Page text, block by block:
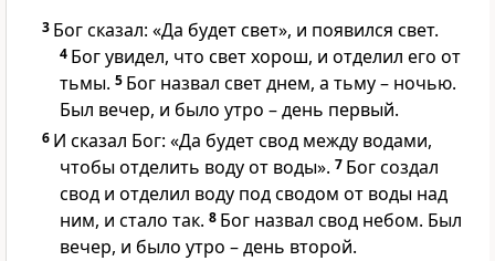
3 Бог сказал: «Да будет свет», и появился свет.
4 Бог увидел, что свет хорош, и отделил его от
тьмы. 5 Бог назвал свет днем, а тьму – ночью.
Был вечер, и было утро – день первый.
6 И сказал Бог: «Да будет свод между водами,
чтобы отделить воду от воды». 7 Бог создал
свод и отделил воду под сводом от воды над
ним, и стало так. 8 Бог назвал свод небом. Был
вечер, и было утро – день второй.